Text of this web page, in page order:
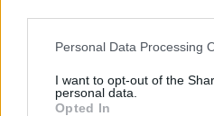
Personal Data Processing
I want to opt-out of the
personal data.
Opted In